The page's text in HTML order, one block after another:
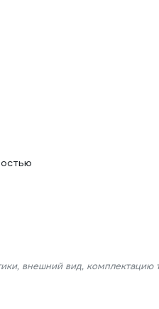
внешний вид, комплектацию